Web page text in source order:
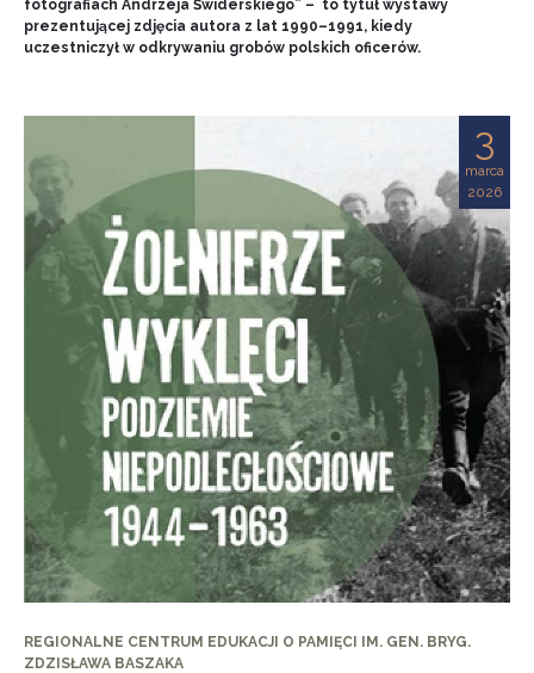
fotografiach Andrzeja Świderskiego” – to tytuł wystawy
prezentującej zdjęcia autora z lat 1990–1991, kiedy
uczestniczył w odkrywaniu grobów polskich oficerów.
3
marca
2026
REGIONALNE CENTRUM EDUKACJI O PAMIĘCI IM. GEN. BRYG.
ZDZISŁAWA BASZAKA